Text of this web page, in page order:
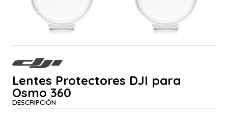
Lentes Protectores DJI para
Osmo 360
DESCRIPCIÓN